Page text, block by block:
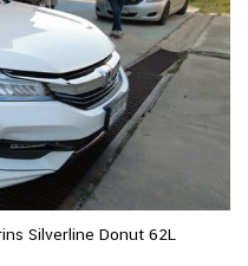
Silverline Donut 62L